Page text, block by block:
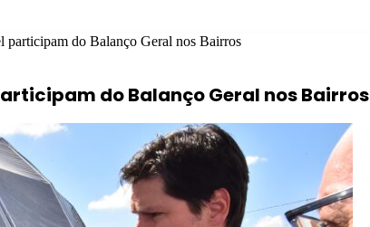
do Balanço Geral nos Bairros
do Balanço Geral nos Bairros